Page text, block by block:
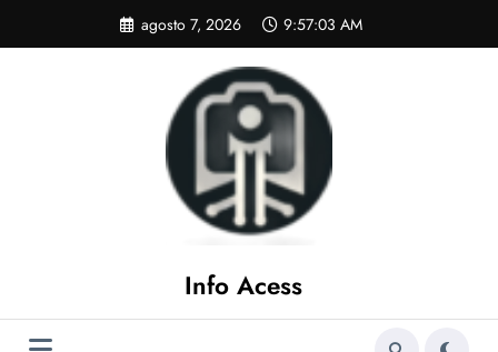
o
agosto 7, 2026 9:57:04 AM
Info Acess